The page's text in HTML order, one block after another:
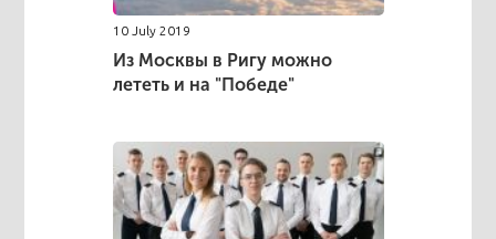
10 July 2019
Из Москвы в Ригу можно
лететь и на "Победе"